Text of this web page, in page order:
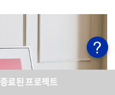
종료된 프로젝트